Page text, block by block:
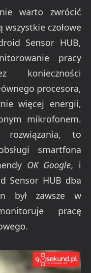
warto zwrócić
czołowe
Sensor HUB,
pracy
konieczności
procesora,
więcej energii,
mikrofonem.
rozwiązania, to
smartfona
OK Google, i
Sensor HUB dba
był zawsze w
pracę